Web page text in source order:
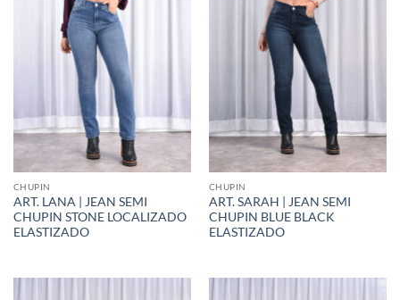
CHUPIN
ART. LANA | JEAN SEMI
CHUPIN STONE LOCALIZADO
ELASTIZADO
CHUPIN
ART. SARAH | JEAN SEMI
CHUPIN BLUE BLACK
ELASTIZADO